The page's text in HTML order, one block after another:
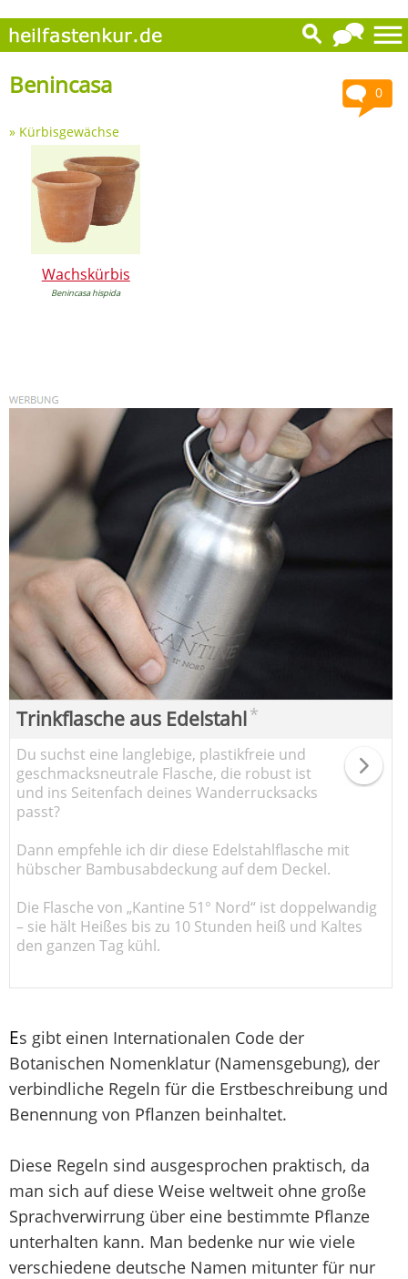
0
Benincasa
» Kürbisgewächse
Wachskürbis
Benincasa hispida
Trinkflasche aus Edelstahl*
Du suchst eine langlebige, plastikfreie und
geschmacksneutrale Flasche, die robust ist
und ins Seitenfach deines Wanderrucksacks
passt?
Dann empfehle ich dir diese Edelstahlflasche mit
hübscher Bambusabdeckung auf dem Deckel.
Die Flasche von „Kantine 51° Nord“ ist doppelwandig
– sie hält Heißes bis zu 10 Stunden heiß und Kaltes
den ganzen Tag kühl.
Es gibt einen Internationalen Code der
Botanischen Nomenklatur (Namensgebung), der
verbindliche Regeln für die Erstbeschreibung und
Benennung von Pflanzen beinhaltet.
Diese Regeln sind ausgesprochen praktisch, da
man sich auf diese Weise weltweit ohne große
Sprachverwirrung über eine bestimmte Pflanze
unterhalten kann. Man bedenke nur wie viele
verschiedene deutsche Namen mitunter für nur